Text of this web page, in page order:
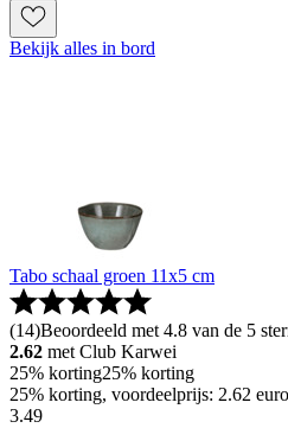
Bekijk alles in bord
Tabo schaal groen 11x5 cm
(14)Beoordeeld met 4.8 van de 5
2.62 met Club Karwei
25% korting25% korting
25% korting, voordeelprijs: 2.62
3.49